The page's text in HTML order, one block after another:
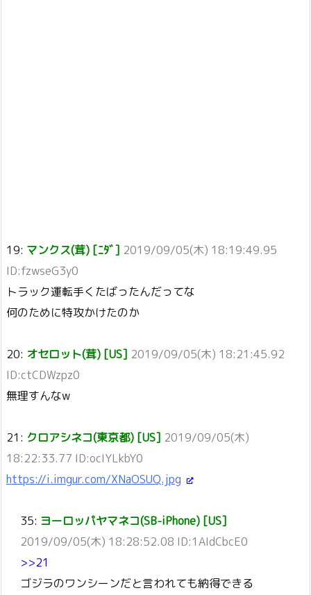
19: マンクス(茸) [ﾆﾀﾞ] 2019/09/05(木) 18:19:49.95
ID:fzwseG3y0
トラック運転手くたばったんだってな
何のために特攻かけたのか
20: オセロット(茸) [US] 2019/09/05(木) 18:21:45.92
ID:ctCDWzpz0
無理すんなw
21: クロアシネコ(東京都) [US] 2019/09/05(木)
18:22:33.77 ID:ocIYLkbY0
https://i.imgur.com/XNaOSUQ.jpg
35: ヨーロッパヤマネコ(SB-iPhone) [US]
2019/09/05(木) 18:28:52.08 ID:1AIdCbcE0
>>21
ゴジラのワンシーンだと言われても納得できる